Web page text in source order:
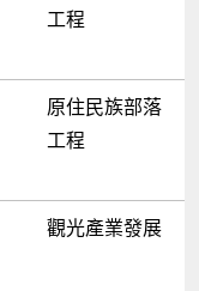
工程
原住民族部落
工程
觀光產業發展